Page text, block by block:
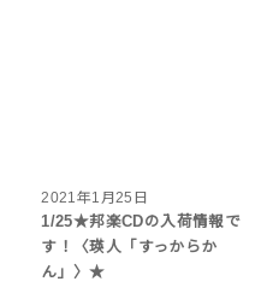
2021年1月25日
1/25★邦楽CDの入荷情報で
す！〈瑛人「すっからか
ん」〉★